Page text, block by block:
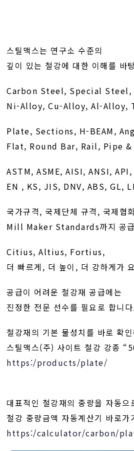
스틸맥스는 연구소 수준의
깊이 있는 철강에 대한 이해를 바
Carbon Steel, Special
Ni-Alloy, Cu-Alloy, Al-Alloy,
Plate, Sections, H-BEAM,
Flat, Round Bar, Rail, Pipe &
ASTM, ASME, AISI, ANSI, API,
EN , KS, JIS, DNV, ABS, GL,
국가규격, 국제단체 규격, 국제협
Mill Maker Standards까지 공급
Citius, Altius, Fortius,
더 빠르게, 더 높이, 더 강하게가
공급이 어려운 철강재 공급에는
진정한 전문 선수를 필요로 합니
철강재의 기본 물성치를 바로 확
스틸맥스(주) 사이트 철강 강종
https:/products/plate/
대표적인 철강재의 중량을 자동으
철강 중량금액 자동계산기 바로가
https:/calculator/carbon/